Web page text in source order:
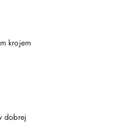
krojem
dobrej